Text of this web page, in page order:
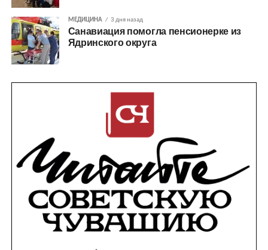
МЕДИЦИНА 3 дня назад
Санавиация помогла пенсионерке из
Ядринского округа